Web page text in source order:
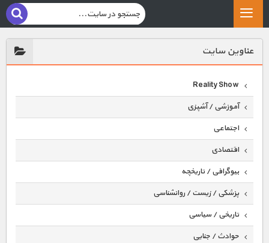
عناوين سايت
Reality Show
آموزشی / آشپزی
اجتماعی
اقتصادی
بیوگرافی / تاریخچه
پزشکی / زیست / روانشناسی
تاریخی / سیاسی
حوادث / جنایی